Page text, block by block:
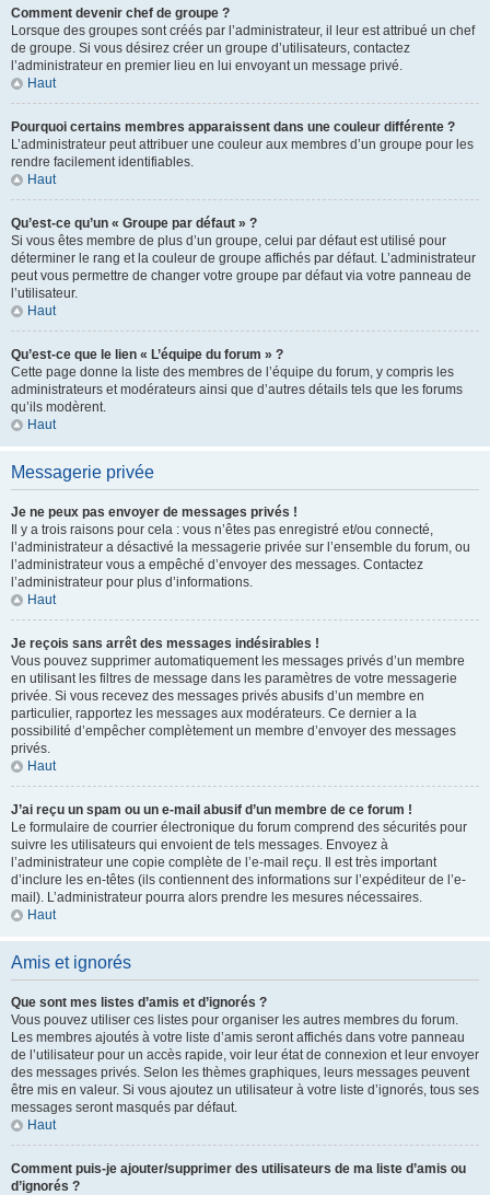
Comment devenir chef de groupe ?
Lorsque des groupes sont créés par l’administrateur, il leur est attribué un chef
de groupe. Si vous désirez créer un groupe d’utilisateurs, contactez
l’administrateur en premier lieu en lui envoyant un message privé.
Haut
Pourquoi certains membres apparaissent dans une couleur différente ?
L’administrateur peut attribuer une couleur aux membres d’un groupe pour les
rendre facilement identifiables.
Haut
Qu’est-ce qu’un « Groupe par défaut » ?
Si vous êtes membre de plus d’un groupe, celui par défaut est utilisé pour
déterminer le rang et la couleur de groupe affichés par défaut. L’administrateur
peut vous permettre de changer votre groupe par défaut via votre panneau de
l’utilisateur.
Haut
Qu’est-ce que le lien « L’équipe du forum » ?
Cette page donne la liste des membres de l’équipe du forum, y compris les
administrateurs et modérateurs ainsi que d’autres détails tels que les forums
qu’ils modèrent.
Haut
Messagerie privée
Je ne peux pas envoyer de messages privés !
Il y a trois raisons pour cela : vous n’êtes pas enregistré et/ou connecté,
l’administrateur a désactivé la messagerie privée sur l’ensemble du forum, ou
l’administrateur vous a empêché d’envoyer des messages. Contactez
l’administrateur pour plus d’informations.
Haut
Je reçois sans arrêt des messages indésirables !
Vous pouvez supprimer automatiquement les messages privés d’un membre
en utilisant les filtres de message dans les paramètres de votre messagerie
privée. Si vous recevez des messages privés abusifs d’un membre en
particulier, rapportez les messages aux modérateurs. Ce dernier a la
possibilité d’empêcher complètement un membre d’envoyer des messages
privés.
Haut
J’ai reçu un spam ou un e-mail abusif d’un membre de ce forum !
Le formulaire de courrier électronique du forum comprend des sécurités pour
suivre les utilisateurs qui envoient de tels messages. Envoyez à
l’administrateur une copie complète de l’e-mail reçu. Il est très important
d’inclure les en-têtes (ils contiennent des informations sur l’expéditeur de l’e-
mail). L’administrateur pourra alors prendre les mesures nécessaires.
Haut
Amis et ignorés
Que sont mes listes d’amis et d’ignorés ?
Vous pouvez utiliser ces listes pour organiser les autres membres du forum.
Les membres ajoutés à votre liste d’amis seront affichés dans votre panneau
de l’utilisateur pour un accès rapide, voir leur état de connexion et leur envoyer
des messages privés. Selon les thèmes graphiques, leurs messages peuvent
être mis en valeur. Si vous ajoutez un utilisateur à votre liste d’ignorés, tous ses
messages seront masqués par défaut.
Haut
Comment puis-je ajouter/supprimer des utilisateurs de ma liste d’amis ou
d’ignorés ?